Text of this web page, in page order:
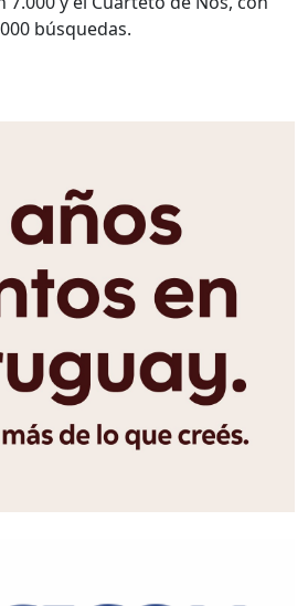
búsquedas.